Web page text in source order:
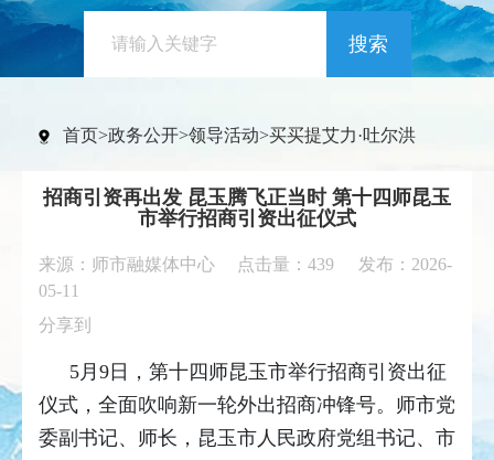
搜索
首页>政务公开>领导活动>买买提艾力·吐尔洪
招商引资再出发 昆玉腾飞正当时 第十四师昆玉
市举行招商引资出征仪式
来源：师市融媒体中心 点击量： 439
发布：2026-
05-11
分享到
5月9日，第十四师昆玉市举行招商引资出征
仪式，全面吹响新一轮外出招商冲锋号。师市党
委副书记、师长，昆玉市人民政府党组书记、市